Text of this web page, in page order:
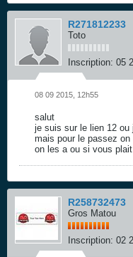
R271812233
Toto
Inscription: 05
08 09 2015, 12h55
salut
je suis sur le lien 12
mais pour le passez
on les a ou si vous plait
R258732473
Gros Matou
Inscription: 02